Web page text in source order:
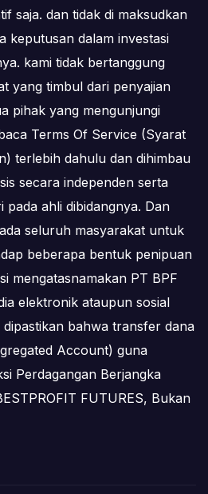
saja. dan tidak di maksudkan
keputusan dalam investasi
kami tidak bertanggung
yang timbul dari penyajian
pihak yang mengunjungi
Terms Of Service (Syarat
terlebih dahulu dan dihimbau
secara independen serta
pada ahli dibidangnya. Dan
seluruh masyarakat untuk
beberapa bentuk penipuan
mengatasnamakan PT BPF
elektronik ataupun sosial
bahwa transfer dana
Account) guna
Perdagangan Berjangka
FUTURES, Bukan